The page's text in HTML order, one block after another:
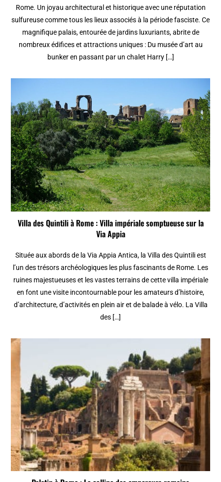
Rome. Un joyau architectural et historique avec une réputation
sulfureuse comme tous les lieux associés à la période fasciste. Ce
magnifique palais, entourée de jardins luxuriants, abrite de
nombreux édifices et attractions uniques : Du musée d’art au
bunker en passant par un chalet Harry […]
Villa des Quintili à Rome : Villa impériale somptueuse sur la
Via Appia
Située aux abords de la Via Appia Antica, la Villa des Quintili est
l’un des trésors archéologiques les plus fascinants de Rome. Les
ruines majestueuses et les vastes terrains de cette villa impériale
en font une visite incontournable pour les amateurs d’histoire,
d’architecture, d’activités en plein air et de balade à vélo. La Villa
des […]